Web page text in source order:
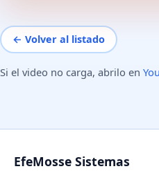
← Volver al listado
Si el video no carga, abrilo en
EfeMosse Sistemas